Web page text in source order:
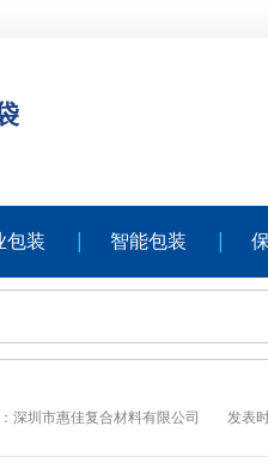
包装 智能包装
深圳市惠佳复合材料有限公司 发表